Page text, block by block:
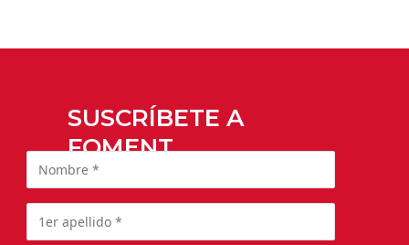
SUSCRÍBETE A
FOMENT